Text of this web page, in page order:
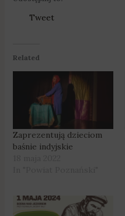
Tweet
Related
Zaprezentują dzieciom
baśnie indyjskie